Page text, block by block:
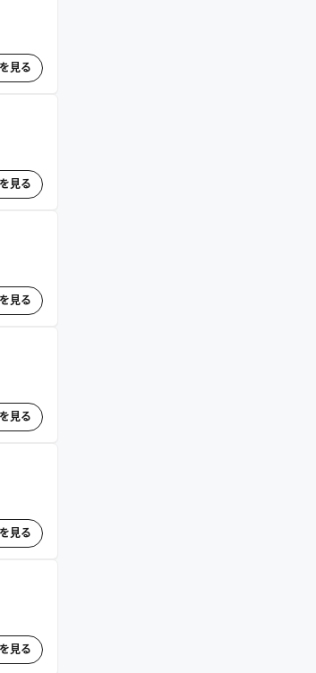
見る
見る
見る
見る
見る
見る